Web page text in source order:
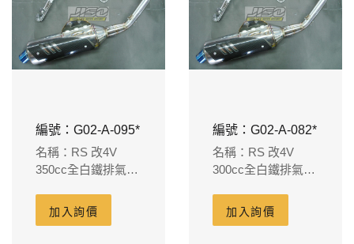
編號：G02-A-095*
名稱：RS 改4V
350cc全白鐵排氣管
86m/m-藍鈦尾飾管
(法蘭頭外徑38m/m
加入詢價
編號：G02-A-082*
名稱：RS 改4V
300cc全白鐵排氣管
86m/m-藍鈦尾飾管
(法蘭頭外徑38m/m
加入詢價